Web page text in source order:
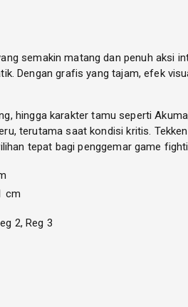
semakin matang dan penuh aksi
Dengan grafis yang tajam, efek
hingga karakter tamu seperti
terutama saat kondisi kritis.
tepat bagi penggemar game
cm
2, Reg 3